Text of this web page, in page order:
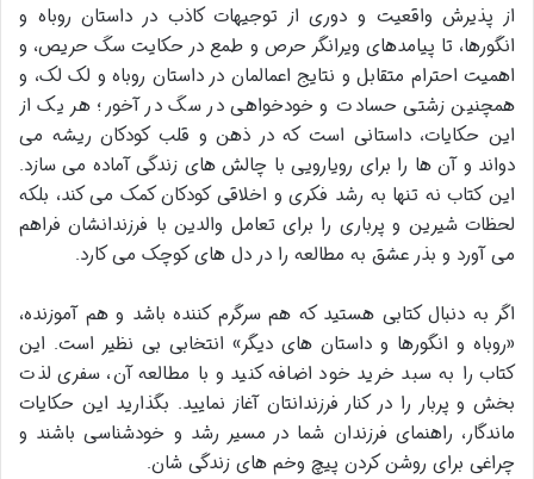
از پذیرش واقعیت و دوری از توجیهات کاذب در داستان روباه و
انگورها، تا پیامدهای ویرانگر حرص و طمع در حکایت سگ حریص، و
اهمیت احترام متقابل و نتایج اعمالمان در داستان روباه و لک لک، و
همچنین زشتی حسادت و خودخواهی در سگ در آخور؛ هر یک از
این حکایات، داستانی است که در ذهن و قلب کودکان ریشه می
دواند و آن ها را برای رویارویی با چالش های زندگی آماده می سازد.
این کتاب نه تنها به رشد فکری و اخلاقی کودکان کمک می کند، بلکه
لحظات شیرین و پرباری را برای تعامل والدین با فرزندانشان فراهم
می آورد و بذر عشق به مطالعه را در دل های کوچک می کارد.
اگر به دنبال کتابی هستید که هم سرگرم کننده باشد و هم آموزنده،
«روباه و انگورها و داستان های دیگر» انتخابی بی نظیر است. این
کتاب را به سبد خرید خود اضافه کنید و با مطالعه آن، سفری لذت
بخش و پربار را در کنار فرزندانتان آغاز نمایید. بگذارید این حکایات
ماندگار، راهنمای فرزندان شما در مسیر رشد و خودشناسی باشند و
چراغی برای روشن کردن پیچ وخم های زندگی شان.